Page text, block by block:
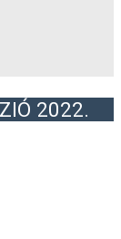
2022.